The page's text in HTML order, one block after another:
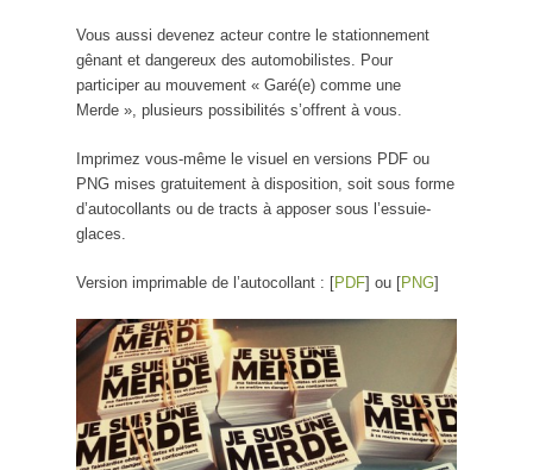
Vous aussi devenez acteur contre le stationnement
gênant et dangereux des automobilistes. Pour
participer au mouvement « Garé(e) comme une
Merde », plusieurs possibilités s’offrent à vous.
Imprimez vous-même le visuel en versions PDF ou
PNG mises gratuitement à disposition, soit sous forme
d’autocollants ou de tracts à apposer sous l’essuie-
glaces.
Version imprimable de l’autocollant : [PDF] ou [PNG]